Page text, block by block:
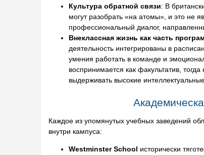
Культура обратной связи: В
могут разобрать «на атомы», и это не
профессиональный диалог,
Внеклассная жизнь как часть
деятельность интегрированы в
умения работать в команде и
воспринимается как факультатив,
выдерживать высокие
Каждое из упомянутых учебных заведений
внутри кампуса:
Westminster School исторически